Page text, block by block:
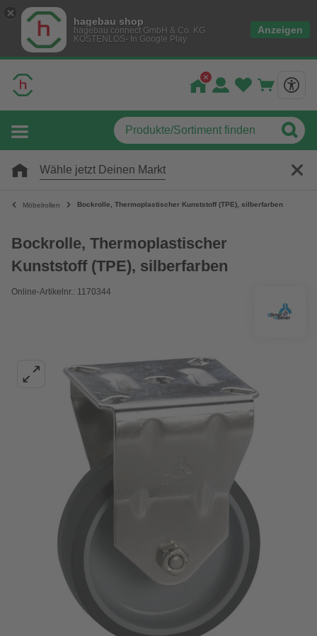
hagebau shop
hagebau connect GmbH & Co. KG
KOSTENLOS- In Google Play
Anzeigen
Wähle jetzt Deinen Markt
Möbelrollen Bockrolle, Thermoplastischer Kunststoff (TPE), silberfarben
Bockrolle, Thermoplastischer
Kunststoff (TPE), silberfarben
Online-Artikelnr.: 1170344